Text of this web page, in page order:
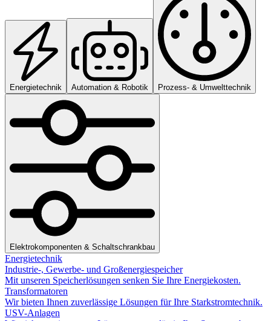
Energietechnik Automation & Robotik Prozess- & Umwelttechnik
Elektrokomponenten & Schaltschrankbau
Energietechnik
Industrie-, Gewerbe- und Großenergiespeicher
Mit unseren Speicherlösungen senken Sie Ihre Energiekosten.
Transformatoren
Wir bieten Ihnen zuverlässige Lösungen für Ihre Starkstromtechnik.
USV-Anlagen